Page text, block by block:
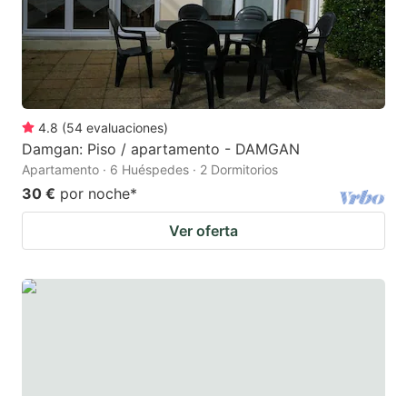
4.8 (54 evaluaciones)
Damgan: Piso / apartamento - DAMGAN
Apartamento · 6 Huéspedes · 2 Dormitorios
30 € por noche*
Ver oferta